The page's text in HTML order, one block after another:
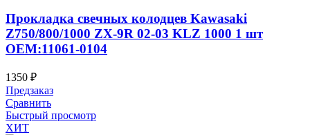
Прокладка свечных колодцев Kawasaki
Z750/800/1000 ZX-9R 02-03 KLZ 1000 1 шт
OEM:11061-0104
1350 ₽
Предзаказ
Сравнить
Быстрый просмотр
ХИТ